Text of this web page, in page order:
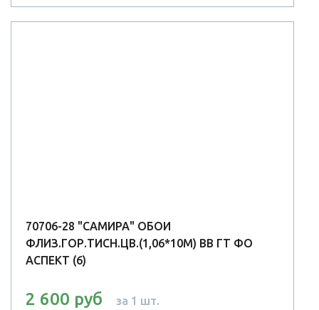
70706-28 "САМИРА" ОБОИ
ФЛИЗ.ГОР.ТИСН.ЦВ.(1,06*10М) ВВ ГТ ФО
АСПЕКТ (6)
2 600 руб за 1 шт.